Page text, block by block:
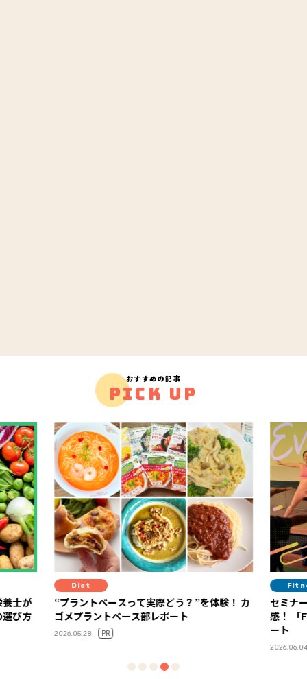
おすすめの記事
PICK UP
養士が
び方
Diet
“プラントベースって実際どう？”を体験！ カ
ゴメプラントベース部レポート
2026.05.28 PR
セミナ
感！ 「FYTTEウェルネスデイ」イベントレポ
ート